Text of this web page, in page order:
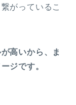
がっているこ
高いから、ま
ジです。